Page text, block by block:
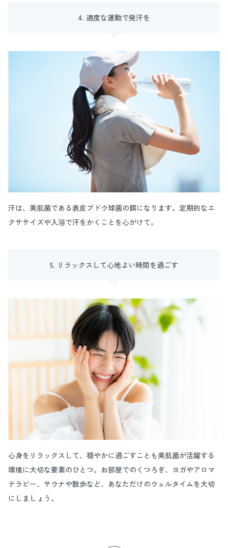
4. 適度な運動で発汗を
汗は、美肌菌である表皮ブドウ球菌の餌になります。定期的なエ
クササイズや入浴で汗をかくことを心がけて。
5. リラックスして心地よい時間を過ごす
心身をリラックスして、穏やかに過ごすことも美肌菌が活躍する
環境に大切な要素のひとつ。お部屋でのくつろぎ、ヨガやアロマ
テラピー、サウナや散歩など、あなただけのウェルタイムを大切
にしましょう。